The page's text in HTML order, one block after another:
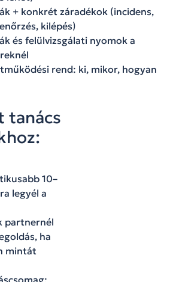
+ konkrét záradékok (incidens,
kilépés)
és felülvizsgálati nyomok a
rend: ki, mikor, hogyan
tanács
10–
legyél a
partnernél
ha
mintát